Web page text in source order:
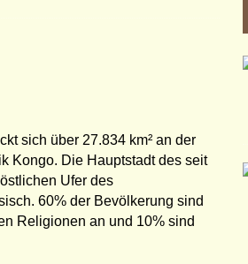
sich über 27.834 km² an der
Kongo. Die Hauptstadt des seit
Ufer des
60% der Bevölkerung sind
Religionen an und 10% sind